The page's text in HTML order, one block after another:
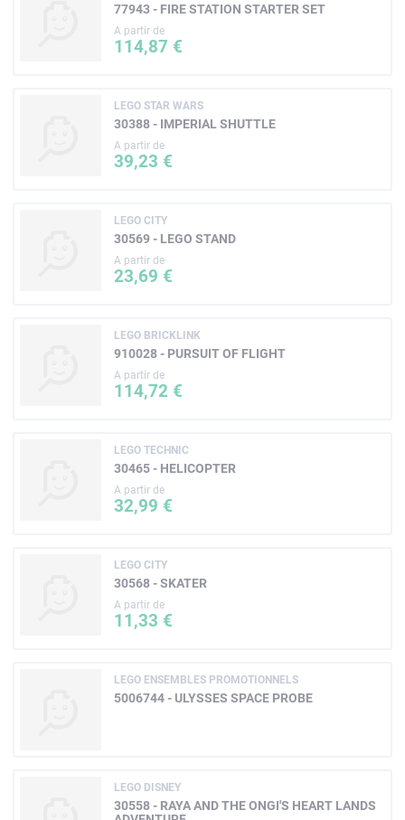
77943 - FIRE STATION STARTER SET
A partir de
114,87 €
LEGO STAR WARS
30388 - IMPERIAL SHUTTLE
A partir de
39,23 €
LEGO CITY
30569 - LEGO STAND
A partir de
23,69 €
LEGO BRICKLINK
910028 - PURSUIT OF FLIGHT
A partir de
114,72 €
LEGO TECHNIC
30465 - HELICOPTER
A partir de
32,99 €
LEGO CITY
30568 - SKATER
A partir de
11,33 €
LEGO ENSEMBLES PROMOTIONNELS
5006744 - ULYSSES SPACE PROBE
LEGO DISNEY
30558 - RAYA AND THE ONGI'S HEART LANDS